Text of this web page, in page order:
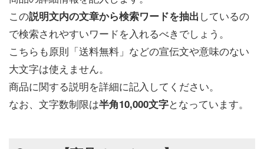
この説明文内の文章から検索ワードを抽出 しているの
で検索されやすいワードを入れるべきでしょう。
こちらも原則「送料無料」などの宣伝文や意味のない
大文字は使えません。
商品に関する説明を詳細に記入してください。
なお、文字数制限は半角10,000文字となっています。